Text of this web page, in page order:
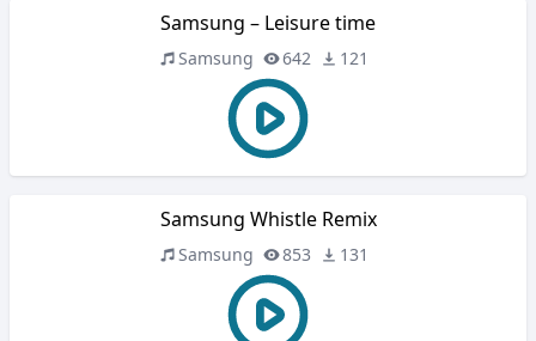
Samsung – Leisure time
Samsung 642 121
Samsung Whistle Remix
Samsung 853 131